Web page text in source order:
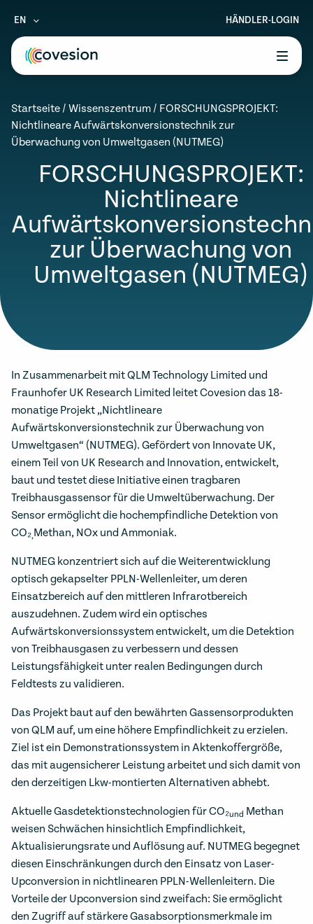
menu
menu
EN HÄNDLER-LOGIN
Startseite / Wissenszentrum / FORSCHUNGSPROJEKT:
Nichtlineare Aufwärtskonversionstechnik zur
Überwachung von Umweltgasen (NUTMEG)
FORSCHUNGSPROJEKT:
Nichtlineare
zur Überwachung von
Umweltgasen (NUTMEG)
In Zusammenarbeit mit QLM Technology Limited und
Fraunhofer UK Research Limited leitet Covesion das 18-
monatige Projekt „Nichtlineare
Aufwärtskonversionstechnik zur Überwachung von
Umweltgasen“ (NUTMEG). Gefördert von Innovate UK,
einem Teil von UK Research and Innovation, entwickelt,
baut und testet diese Initiative einen tragbaren
Treibhausgassensor für die Umweltüberwachung. Der
Sensor ermöglicht die hochempfindliche Detektion von
CO₂,Methan, NOx und Ammoniak.
NUTMEG konzentriert sich auf die Weiterentwicklung
optisch gekapselter PPLN-Wellenleiter, um deren
Einsatzbereich auf den mittleren Infrarotbereich
auszudehnen. Zudem wird ein optisches
Aufwärtskonversionssystem entwickelt, um die Detektion
von Treibhausgasen zu verbessern und dessen
Leistungsfähigkeit unter realen Bedingungen durch
Feldtests zu validieren.
Das Projekt baut auf den bewährten Gassensorprodukten
von QLM auf, um eine höhere Empfindlichkeit zu erzielen.
Ziel ist ein Demonstrationssystem in Aktenkoffergröße,
das mit augensicherer Leistung arbeitet und sich damit von
den derzeitigen Lkw-montierten Alternativen abhebt.
Aktuelle Gasdetektionstechnologien für CO₂und Methan
weisen Schwächen hinsichtlich Empfindlichkeit,
Aktualisierungsrate und Auflösung auf. NUTMEG begegnet
diesen Einschränkungen durch den Einsatz von Laser-
Upconversion in nichtlinearen PPLN-Wellenleitern. Die
Vorteile der Upconversion sind zweifach: Sie ermöglicht
den Zugriff auf stärkere Gasabsorptionsmerkmale im